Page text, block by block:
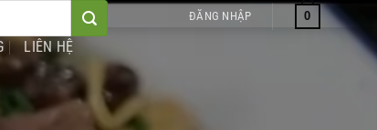
ĐĂNG NHẬP 0
LIÊN HỆ